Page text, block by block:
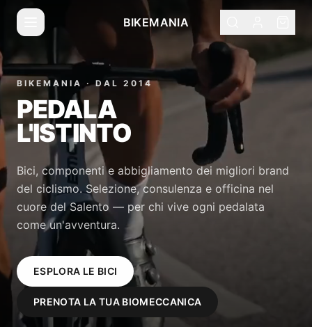
BIKEMANIA
BIKEMANIA · DAL 2014
PEDALA
L'ISTINTO
Bici, componenti e abbigliamento dei migliori brand
del ciclismo. Selezione, consulenza e officina nel
cuore del Salento — per chi vive ogni pedalata
come un'avventura.
ESPLORA LE BICI
PRENOTA LA TUA BIOMECCANICA